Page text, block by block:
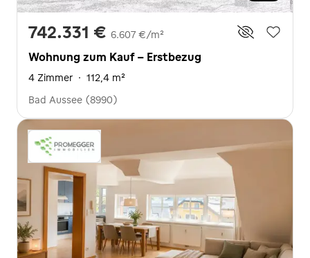
742.331 € 6.607 €/m²
Wohnung zum Kauf - Erstbezug
4 Zimmer · 112,4 m²
Bad Aussee (8990)